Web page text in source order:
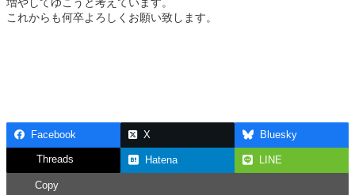
増やしてゆこうと考えています。
これからも何卒よろしくお願い致します。
Facebook X Bluesky
Threads Hatena LINE
Copy